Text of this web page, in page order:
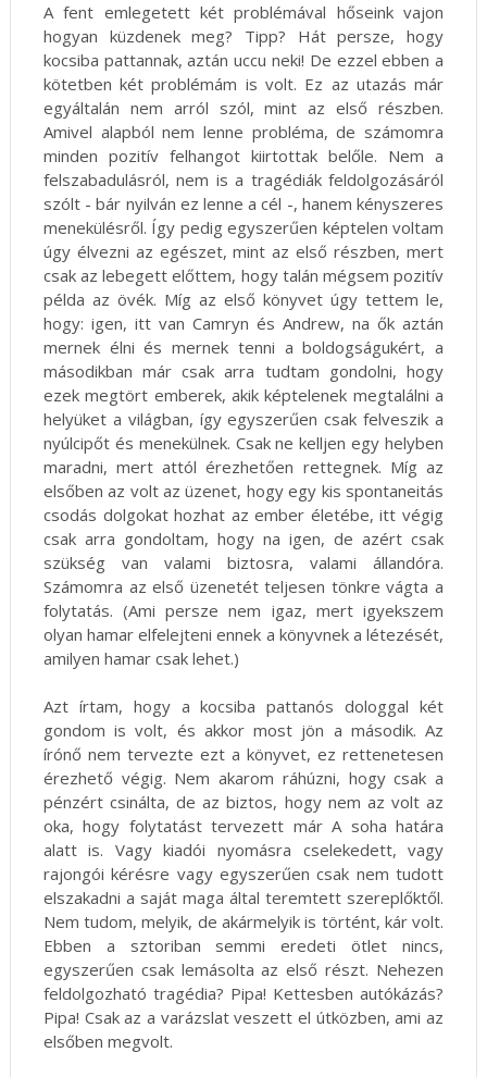
A fent emlegetett két problémával hőseink vajon
hogyan küzdenek meg? Tipp? Hát persze, hogy
kocsiba pattannak, aztán uccu neki! De ezzel ebben a
kötetben két problémám is volt. Ez az utazás már
egyáltalán nem arról szól, mint az első részben.
Amivel alapból nem lenne probléma, de számomra
minden pozitív felhangot kiirtottak belőle. Nem a
felszabadulásról, nem is a tragédiák feldolgozásáról
szólt - bár nyilván ez lenne a cél -, hanem kényszeres
menekülésről. Így pedig egyszerűen képtelen voltam
úgy élvezni az egészet, mint az első részben, mert
csak az lebegett előttem, hogy talán mégsem pozitív
példa az övék. Míg az első könyvet úgy tettem le,
hogy: igen, itt van Camryn és Andrew, na ők aztán
mernek élni és mernek tenni a boldogságukért, a
másodikban már csak arra tudtam gondolni, hogy
ezek megtört emberek, akik képtelenek megtalálni a
helyüket a világban, így egyszerűen csak felveszik a
nyúlcipőt és menekülnek. Csak ne kelljen egy helyben
maradni, mert attól érezhetően rettegnek. Míg az
elsőben az volt az üzenet, hogy egy kis spontaneitás
csodás dolgokat hozhat az ember életébe, itt végig
csak arra gondoltam, hogy na igen, de azért csak
szükség van valami biztosra, valami állandóra.
Számomra az első üzenetét teljesen tönkre vágta a
folytatás. (Ami persze nem igaz, mert igyekszem
olyan hamar elfelejteni ennek a könyvnek a létezését,
amilyen hamar csak lehet.)
Azt írtam, hogy a kocsiba pattanós dologgal két
gondom is volt, és akkor most jön a második. Az
írónő nem tervezte ezt a könyvet, ez rettenetesen
érezhető végig. Nem akarom ráhúzni, hogy csak a
pénzért csinálta, de az biztos, hogy nem az volt az
oka, hogy folytatást tervezett már A soha határa
alatt is. Vagy kiadói nyomásra cselekedett, vagy
rajongói kérésre vagy egyszerűen csak nem tudott
elszakadni a saját maga által teremtett szereplőktől.
Nem tudom, melyik, de akármelyik is történt, kár volt.
Ebben a sztoriban semmi eredeti ötlet nincs,
egyszerűen csak lemásolta az első részt. Nehezen
feldolgozható tragédia? Pipa! Kettesben autókázás?
Pipa! Csak az a varázslat veszett el útközben, ami az
elsőben megvolt.